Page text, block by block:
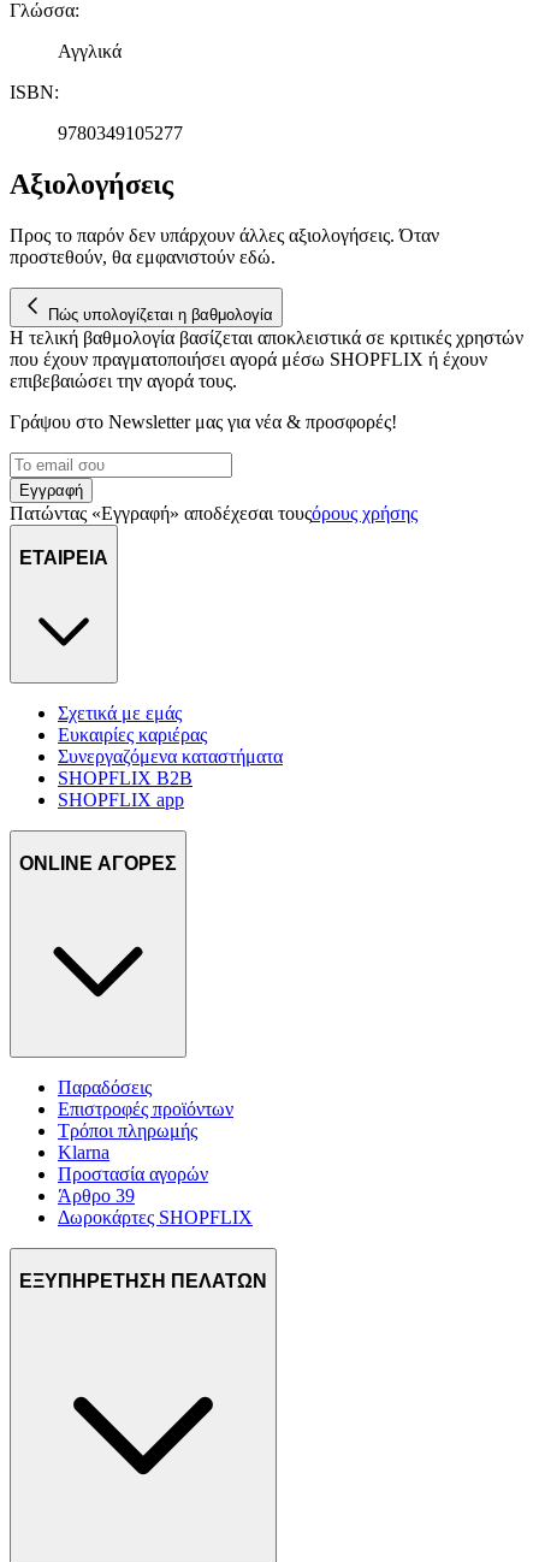
Γλώσσα:
Αγγλικά
ISBN:
9780349105277
Αξιολογήσεις
Προς το παρόν δεν υπάρχουν άλλες αξιολογήσεις. Όταν
προστεθούν, θα εμφανιστούν εδώ.
Πώς υπολογίζεται η βαθμολογία
Η τελική βαθμολογία βασίζεται αποκλειστικά σε κριτικές χρηστών
που έχουν πραγματοποιήσει αγορά μέσω SHOPFLIX ή έχουν
επιβεβαιώσει την αγορά τους.
Γράψου στο Νewsletter μας για νέα & προσφορές!
Εγγραφή
Πατώντας «Εγγραφή» αποδέχεσαι τουςόρους χρήσης
ΕΤΑΙΡΕΙΑ
Σχετικά με εμάς
Ευκαιρίες καριέρας
Συνεργαζόμενα καταστήματα
SHOPFLIX B2B
SHOPFLIX app
ONLINE ΑΓΟΡΕΣ
Παραδόσεις
Επιστροφές προϊόντων
Τρόποι πληρωμής
Klarna
Προστασία αγορών
Άρθρο 39
Δωροκάρτες SHOPFLIX
ΕΞΥΠΗΡΕΤΗΣΗ ΠΕΛΑΤΩΝ